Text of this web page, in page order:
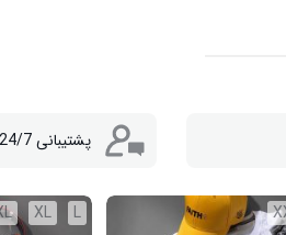
پشتیبانی 24/7
L
XL